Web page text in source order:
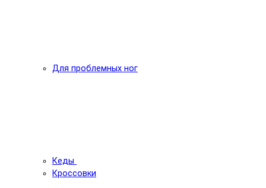
Для проблемных ног
Кеды
Кроссовки